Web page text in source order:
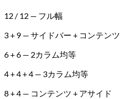
12 / 12 — フル幅
3 + 9 — サイドバー + コンテンツ
6 + 6 — 2カラム均等
4 + 4 + 4 — 3カラム均等
8 + 4 — コンテンツ + アサイド